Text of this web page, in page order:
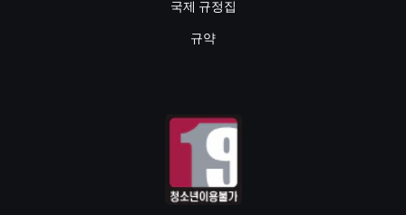
국제 규정집
규약